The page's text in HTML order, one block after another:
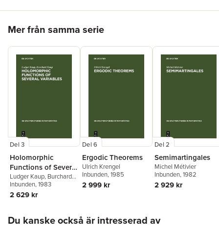
Mer från samma serie
Del 3
Holomorphic
Functions of Several
Variables
Ludger Kaup, Burchard
Kaup
Inbunden, 1983
2 629 kr
Del 6
Ergodic Theorems
Ulrich Krengel
Inbunden, 1985
2 999 kr
Del 2
Semimartingales
Michel Métivier
Inbunden, 1982
2 929 kr
Du kanske också är intresserad av